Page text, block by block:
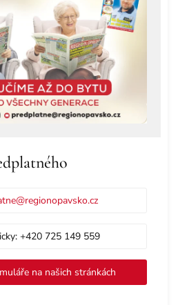
+420 725 149 559
na našich stránkách